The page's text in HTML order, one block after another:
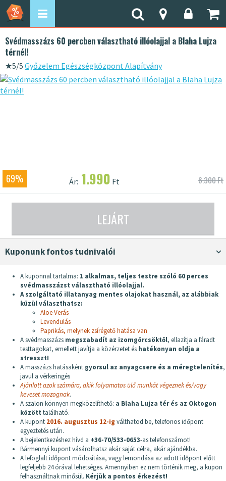
Svédmasszázs 60 percben választható illóolajjal a Blaha Lujza
térnél!
★5/5 Győzelem Egészségközpont Alapítvány
69% Ár: 1.990 Ft 6.300 Ft
LEJÁRT
Kuponunk fontos tudnivalói
A kuponnal tartalma: 1 alkalmas, teljes testre szóló 60 perces
svédmasszázst választható illóolajjal.
A szolgáltató illatanyag mentes olajokat használ, az alábbiak
küzül választhatsz:
Aloe Verás
Levendulás
Paprikás, melynek zsírégető hatása van
A svédmasszázs megszabadít az izomgörcsöktől, ellazítja a fáradt
testtagokat, emellett javítja a közérzetet és hatékonyan oldja a
stresszt!
A masszázs hatásaként gyorsul az anyagcsere és a méregtelenítés,
javul a vérkeringés
Ajánlott azok számára, akik folyamatos ülő munkát végeznek és/vagy
keveset mozognak.
A szalon könnyen megközelíthető: a Blaha Lujza tér és az Oktogon
között található.
A kupont 2016. augusztus 12-ig válthatod be, telefonos időpont
egyeztetés után.
A bejelentkezéshez hívd a +36-70/533-0653-as telefonszámot!
Bármennyi kupont vásárolhatsz akár saját célra, akár ajándékba.
A lefoglalt időpont módosítása, vagy lemondása az adott időpont előtt
legfeljebb 24 órával lehetséges. Amennyiben ez nem történik meg, a kupon
felhasználtnak minősül. Kérjük a pontos érkezést!